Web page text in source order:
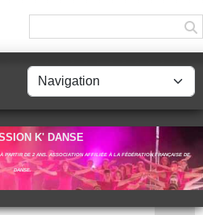
K' DANSE
PARTIR DE 2 ANS. ASSOCIATION AFFILIÉE À LA FÉDÉRATION FRANÇAISE DE
DANSE.